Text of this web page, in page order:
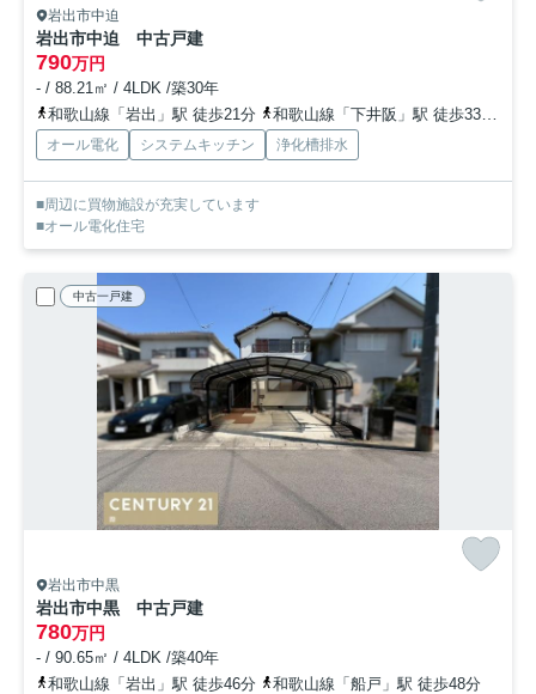
岩出市中迫
岩出市中迫 中古戸建
790万円
- / 88.21㎡ / 4LDK /築30年
和歌山線「岩出」駅 徒歩21分
和歌山線「下井阪」駅 徒歩33分
オール電化 システムキッチン 浄化槽排水
■周辺に買物施設が充実しています
■オール電化住宅
中古一戸建
岩出市中黒
岩出市中黒 中古戸建
780万円
- / 90.65㎡ / 4LDK /築40年
和歌山線「岩出」駅 徒歩46分
和歌山線「船戸」駅 徒歩48分